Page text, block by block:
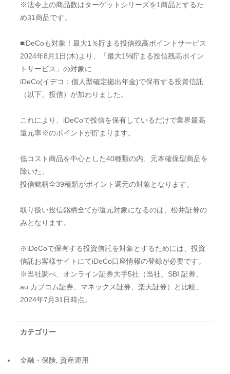
※法令上の商品数はターゲットシリーズを1商品とするた
め31商品です。
■iDeCoも対象！最大1％貯まる投信残高ポイントサービス
2024年8月1日(木)より、「最大1%貯まる投信残高ポイン
トサービス」の対象に
iDeCo(イデコ：個人型確定拠出年金)で保有する投資信託
（以下、投信）が加わりました。
これにより、iDeCoで投信を保有しているだけで業界最高
還元率※のポイントが貯まります。
低コスト商品を中心とした40種類の内、元本確保型商品を
除いた、
投信銘柄全39種類がポイント還元の対象となります。
取り扱い投信銘柄全てが還元対象になるのは、松井証券の
みとなります。
※iDeCoで保有する投資信託を対象とするためには、投資
信託お客様サイトにてiDeCo口座情報の登録が必要です。
※当社調べ、オンライン証券大手5社（当社、SBI 証券、
au カブコム証券、マネックス証券、楽天証券）と比較、
2024年7月31日時点。
カテゴリー
金融・保険, 資産運用